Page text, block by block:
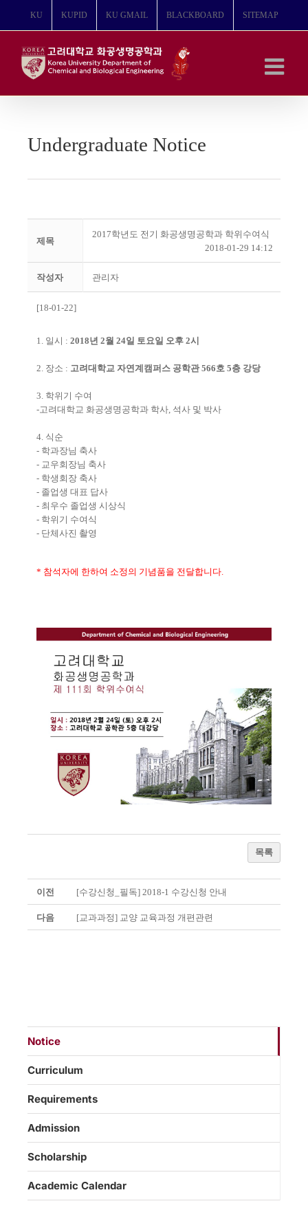
뛰
KU KUPID KU GMAIL BLACKBOARD SITEMAP
Undergraduate Notice
제목
2017학년도 전기 화공생명공학과 학위수여식
2018-01-29 14:12
작성자 관리자
[18-01-22]
1. 일시 : 2018년 2월 24일 토요일 오후 2시
2. 장소 : 고려대학교 자연계캠퍼스 공학관 566호 5층 강당
3. 학위기 수여
-고려대학교 화공생명공학과 학사, 석사 및 박사
4. 식순
- 학과장님 축사
- 교우회장님 축사
- 학생회장 축사
- 졸업생 대표 답사
- 최우수 졸업생 시상식
- 학위기 수여식
- 단체사진 촬영
* 참석자에 한하여 소정의 기념품을 전달합니다.
목록
이전 [수강신청_필독] 2018-1 수강신청 안내
다음 [교과과정] 교양 교육과정 개편관련
Notice
Curriculum
Requirements
Admission
Scholarship
Academic Calendar